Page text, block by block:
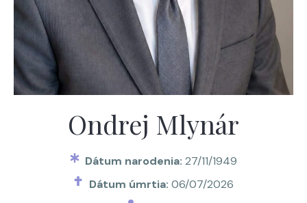
Ondrej Mlynár
Dátum narodenia:27/11/1949
Dátum úmrtia: 06/07/2026